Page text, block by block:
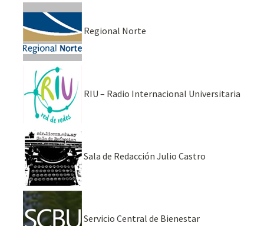
Regional Norte
RIU – Radio Internacional Universitaria
Sala de Redacción Julio Castro
Servicio Central de Bienestar